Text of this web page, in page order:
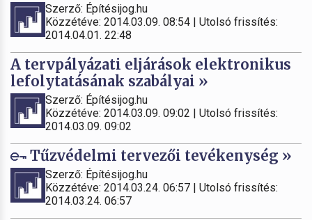
Szerző: Építésijog.hu
Közzétéve: 2014.03.09. 08:54 | Utolsó frissítés:
2014.04.01. 22:48
A tervpályázati eljárások elektronikus
lefolytatásának szabályai »
Szerző: Építésijog.hu
Közzétéve: 2014.03.09. 09:02 | Utolsó frissítés:
2014.03.09. 09:02
Tűzvédelmi tervezői tevékenység »
Szerző: Építésijog.hu
Közzétéve: 2014.03.24. 06:57 | Utolsó frissítés:
2014.03.24. 06:57